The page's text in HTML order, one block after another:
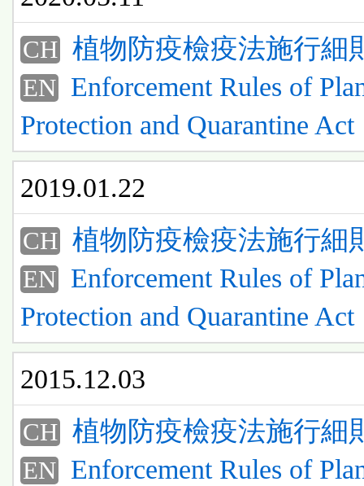
CH 植物防疫檢疫法施行細
EN Enforcement Rules of
Protection and Quarantine Act
2019.01.22
CH 植物防疫檢疫法施行細
EN Enforcement Rules of
Protection and Quarantine Act
2015.12.03
CH 植物防疫檢疫法施行細
EN Enforcement Rules of